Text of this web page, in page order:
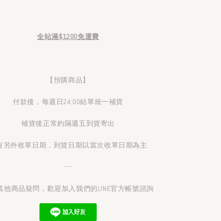
全站滿$1200免運費
【預購商品】
付款後，每週日24:00結單統一補貨
補貨後正常約隔週五到貨寄出
另外收單日期，到貨日期以當次收單日期為主
---
他商品疑問，歡迎加入我們的LINE官方帳號諮詢